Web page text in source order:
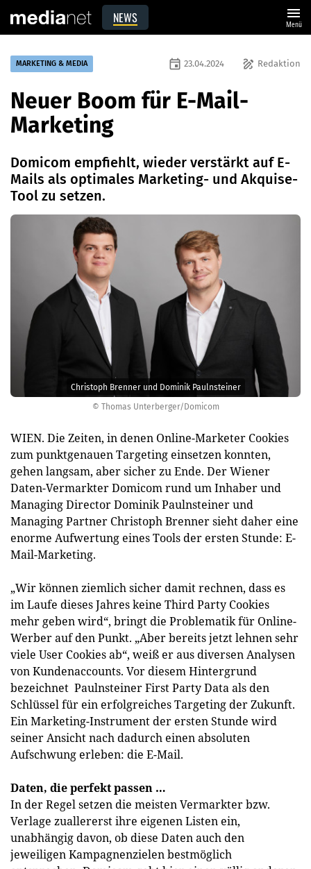
NEWS menu
Menü
© Thomas Unterberger/Domicom
Christoph Brenner und Dominik Paulnsteiner
MARKETING & MEDIA draw Redaktion
event 23.04.2024
Neuer Boom für E-Mail-
Marketing
Domicom empfiehlt, wieder verstärkt auf E-
Mails als optimales Marketing- und Akquise-
Tool zu setzen.
WIEN. Die Zeiten, in denen Online-Marketer Cookies
zum punktgenauen Targeting einsetzen konnten,
gehen langsam, aber sicher zu Ende. Der Wiener
Daten-Vermarkter Domicom rund um Inhaber und
Managing Director Dominik Paulnsteiner und
Managing Partner Christoph Brenner sieht daher eine
enorme Aufwertung eines Tools der ersten Stunde: E-
Mail-Marketing.
„Wir können ziemlich sicher damit rechnen, dass es
im Laufe dieses Jahres keine Third Party Cookies
mehr geben wird“, bringt die Problematik für Online-
Werber auf den Punkt. „Aber bereits jetzt lehnen sehr
viele User Cookies ab“, weiß er aus diversen Analysen
von Kundenaccounts. Vor diesem Hintergrund
bezeichnet Paulnsteiner First Party Data als den
Schlüssel für ein erfolgreiches Targeting der Zukunft.
Ein Marketing-Instrument der ersten Stunde wird
seiner Ansicht nach dadurch einen absoluten
Aufschwung erleben: die E-Mail.
Daten, die perfekt passen …
In der Regel setzen die meisten Vermarkter bzw.
Verlage zuallererst ihre eigenen Listen ein,
unabhängig davon, ob diese Daten auch den
jeweiligen Kampagnenzielen bestmöglich